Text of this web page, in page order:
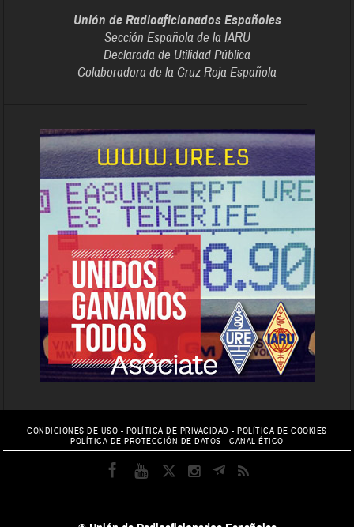
Unión de Radioaficionados Españoles
Sección Española de la IARU
Declarada de Utilidad Pública
Colaboradora de la Cruz Roja Española
CONDICIONES DE USO - POLÍTICA DE PRIVACIDAD -POLÍTICA DE COOKIES
POLÍTICA DE PROTECCIÓN DE DATOS -CANAL ÉTICO